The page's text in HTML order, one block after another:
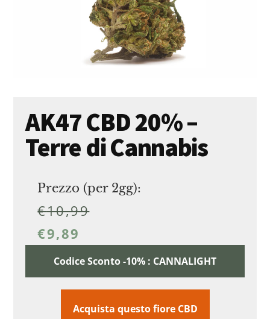
AK47 CBD 20% –
Terre di Cannabis
Prezzo (per 2gg):
€10,99
€9,89
Codice Sconto -10% : CANNALIGHT
Acquista questo fiore CBD